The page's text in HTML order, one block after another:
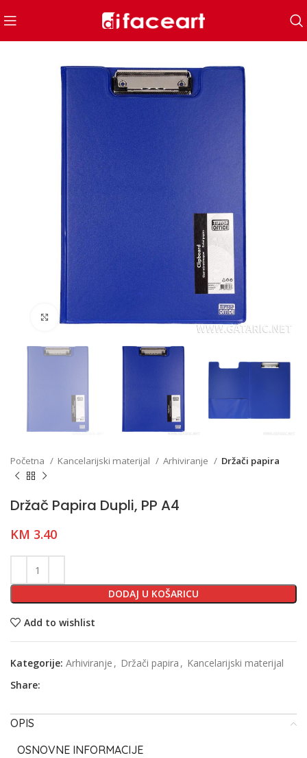
Click to enlarge
Početna Kancelarijski materijal Arhiviranje Držači papira
Držač Papira Dupli, PP A4
KM 3.40
DODAJ U KOŠARICU
Add to wishlist
Kategorije: Arhiviranje , Držači papira , Kancelarijski materijal
Share:
OPIS
OSNOVNE INFORMACIJE